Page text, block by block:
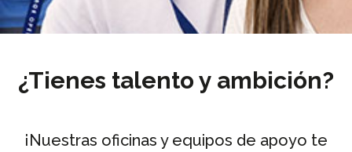
¿Tienes talento y ambición?
¡Nuestras oficinas y equipos de apoyo te